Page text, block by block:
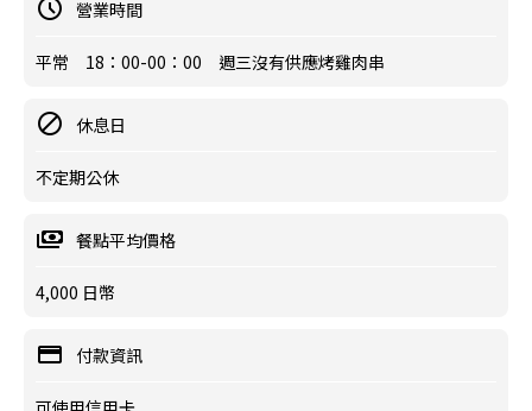
營業時間
平常 18：00-00：00 週三沒有供應烤雞肉串
休息日
不定期公休
餐點平均價格
4,000 日幣
付款資訊